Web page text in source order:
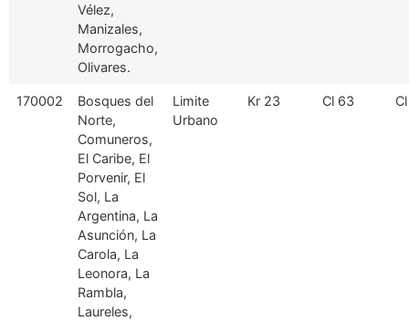
Vélez,
Manizales,
Morrogacho,
Olivares.
170002
Bosques del
Norte,
Comuneros,
El Caribe, El
Porvenir, El
Sol, La
Argentina, La
Asunción, La
Carola, La
Leonora, La
Rambla,
Laureles,
Limite
Urbano
Kr 23 Cl 63